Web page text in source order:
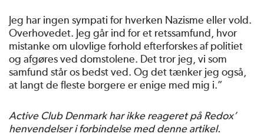
Jeg har ingen sympati for hverken Nazisme eller vold.
Overhovedet. Jeg går ind for et retssamfund, hvor
mistanke om ulovlige forhold efterforskes af politiet
og afgøres ved domstolene. Det tror jeg, vi som
samfund står os bedst ved. Og det tænker jeg også,
at langt de fleste borgere er enige med mig i.”
Active Club Denmark har ikke reageret på Redox’
henvendelser i forbindelse med denne artikel.